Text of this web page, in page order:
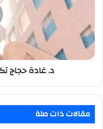
كبسولات
نفسية
د. غادة حجاج
مقالات ذات صلة